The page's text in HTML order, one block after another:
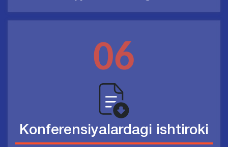
06
Konferensiyalardagi ishtiroki